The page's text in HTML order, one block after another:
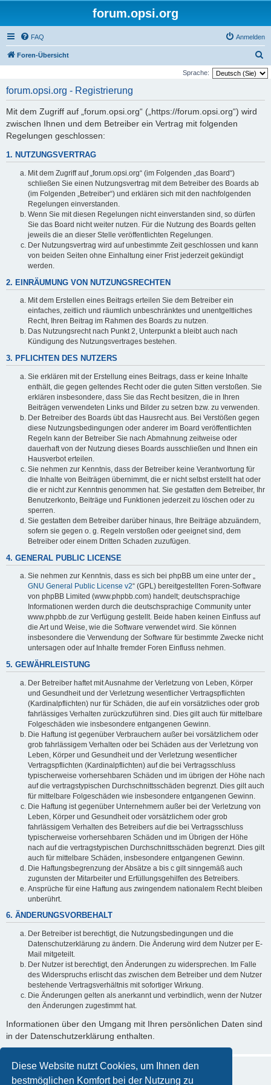
Diese Website nutzt Cookies, um Ihnen den
bestmöglichen Komfort bei der Nutzung zu
forum.opsi.org
FAQ Anmelden
Foren-Übersicht
u
Sprache:
forum.opsi.org - Registrierung
Mit dem Zugriff auf „forum.opsi.org“ („https://forum.opsi.org“) wird
zwischen Ihnen und dem Betreiber ein Vertrag mit folgenden
Regelungen geschlossen:
1. NUTZUNGSVERTRAG
Mit dem Zugriff auf „forum.opsi.org“ (im Folgenden „das Board“)
schließen Sie einen Nutzungsvertrag mit dem Betreiber des Boards ab
(im Folgenden „Betreiber“) und erklären sich mit den nachfolgenden
Regelungen einverstanden.
Wenn Sie mit diesen Regelungen nicht einverstanden sind, so dürfen
Sie das Board nicht weiter nutzen. Für die Nutzung des Boards gelten
jeweils die an dieser Stelle veröffentlichten Regelungen.
Der Nutzungsvertrag wird auf unbestimmte Zeit geschlossen und kann
von beiden Seiten ohne Einhaltung einer Frist jederzeit gekündigt
werden.
2. EINRÄUMUNG VON NUTZUNGSRECHTEN
Mit dem Erstellen eines Beitrags erteilen Sie dem Betreiber ein
einfaches, zeitlich und räumlich unbeschränktes und unentgeltliches
Recht, Ihren Beitrag im Rahmen des Boards zu nutzen.
Das Nutzungsrecht nach Punkt 2, Unterpunkt a bleibt auch nach
Kündigung des Nutzungsvertrages bestehen.
3. PFLICHTEN DES NUTZERS
Sie erklären mit der Erstellung eines Beitrags, dass er keine Inhalte
enthält, die gegen geltendes Recht oder die guten Sitten verstoßen. Sie
erklären insbesondere, dass Sie das Recht besitzen, die in Ihren
Beiträgen verwendeten Links und Bilder zu setzen bzw. zu verwenden.
Der Betreiber des Boards übt das Hausrecht aus. Bei Verstößen gegen
diese Nutzungsbedingungen oder anderer im Board veröffentlichten
Regeln kann der Betreiber Sie nach Abmahnung zeitweise oder
dauerhaft von der Nutzung dieses Boards ausschließen und Ihnen ein
Hausverbot erteilen.
Sie nehmen zur Kenntnis, dass der Betreiber keine Verantwortung für
die Inhalte von Beiträgen übernimmt, die er nicht selbst erstellt hat oder
die er nicht zur Kenntnis genommen hat. Sie gestatten dem Betreiber, Ihr
Benutzerkonto, Beiträge und Funktionen jederzeit zu löschen oder zu
sperren.
Sie gestatten dem Betreiber darüber hinaus, Ihre Beiträge abzuändern,
sofern sie gegen o. g. Regeln verstoßen oder geeignet sind, dem
Betreiber oder einem Dritten Schaden zuzufügen.
4. GENERAL PUBLIC LICENSE
Sie nehmen zur Kenntnis, dass es sich bei phpBB um eine unter der „
GNU General Public License v2“ (GPL) bereitgestellten Foren-Software
von phpBB Limited (www.phpbb.com) handelt; deutschsprachige
Informationen werden durch die deutschsprachige Community unter
www.phpbb.de zur Verfügung gestellt. Beide haben keinen Einfluss auf
die Art und Weise, wie die Software verwendet wird. Sie können
insbesondere die Verwendung der Software für bestimmte Zwecke nicht
untersagen oder auf Inhalte fremder Foren Einfluss nehmen.
5. GEWÄHRLEISTUNG
Der Betreiber haftet mit Ausnahme der Verletzung von Leben, Körper
und Gesundheit und der Verletzung wesentlicher Vertragspflichten
(Kardinalpflichten) nur für Schäden, die auf ein vorsätzliches oder grob
fahrlässiges Verhalten zurückzuführen sind. Dies gilt auch für mittelbare
Folgeschäden wie insbesondere entgangenen Gewinn.
Die Haftung ist gegenüber Verbrauchern außer bei vorsätzlichem oder
grob fahrlässigem Verhalten oder bei Schäden aus der Verletzung von
Leben, Körper und Gesundheit und der Verletzung wesentlicher
Vertragspflichten (Kardinalpflichten) auf die bei Vertragsschluss
typischerweise vorhersehbaren Schäden und im übrigen der Höhe nach
auf die vertragstypischen Durchschnittsschäden begrenzt. Dies gilt auch
für mittelbare Folgeschäden wie insbesondere entgangenen Gewinn.
Die Haftung ist gegenüber Unternehmern außer bei der Verletzung von
Leben, Körper und Gesundheit oder vorsätzlichem oder grob
fahrlässigem Verhalten des Betreibers auf die bei Vertragsschluss
typischerweise vorhersehbaren Schäden und im Übrigen der Höhe
nach auf die vertragstypischen Durchschnittsschäden begrenzt. Dies gilt
auch für mittelbare Schäden, insbesondere entgangenen Gewinn.
Die Haftungsbegrenzung der Absätze a bis c gilt sinngemäß auch
zugunsten der Mitarbeiter und Erfüllungsgehilfen des Betreibers.
Ansprüche für eine Haftung aus zwingendem nationalem Recht bleiben
unberührt.
6. ÄNDERUNGSVORBEHALT
Der Betreiber ist berechtigt, die Nutzungsbedingungen und die
Datenschutzerklärung zu ändern. Die Änderung wird dem Nutzer per E-
Mail mitgeteilt.
Der Nutzer ist berechtigt, den Änderungen zu widersprechen. Im Falle
des Widerspruchs erlischt das zwischen dem Betreiber und dem Nutzer
bestehende Vertragsverhältnis mit sofortiger Wirkung.
Die Änderungen gelten als anerkannt und verbindlich, wenn der Nutzer
den Änderungen zugestimmt hat.
Informationen über den Umgang mit Ihren persönlichen Daten sind
in der Datenschutzerklärung enthalten.